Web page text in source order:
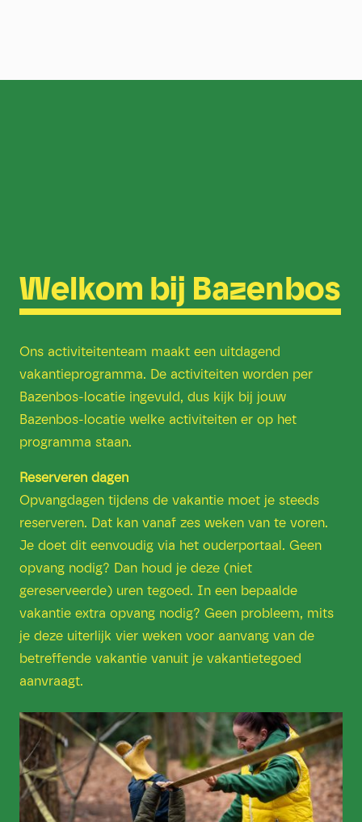
Welkom bij Bazenbos
Ons activiteitenteam maakt een uitdagend
vakantieprogramma. De activiteiten worden per
Bazenbos-locatie ingevuld, dus kijk bij jouw
Bazenbos-locatie welke activiteiten er op het
programma staan.
Reserveren dagen
Opvangdagen tijdens de vakantie moet je steeds
reserveren. Dat kan vanaf zes weken van te voren.
Je doet dit eenvoudig via het ouderportaal. Geen
opvang nodig? Dan houd je deze (niet
gereserveerde) uren tegoed. In een bepaalde
vakantie extra opvang nodig? Geen probleem, mits
je deze uiterlijk vier weken voor aanvang van de
betreffende vakantie vanuit je vakantietegoed
aanvraagt.